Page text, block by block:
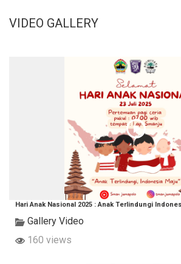
VIDEO GALLERY
Hari Anak Nasional 2025 : Anak Terlindungi
Gallery Video
160 views